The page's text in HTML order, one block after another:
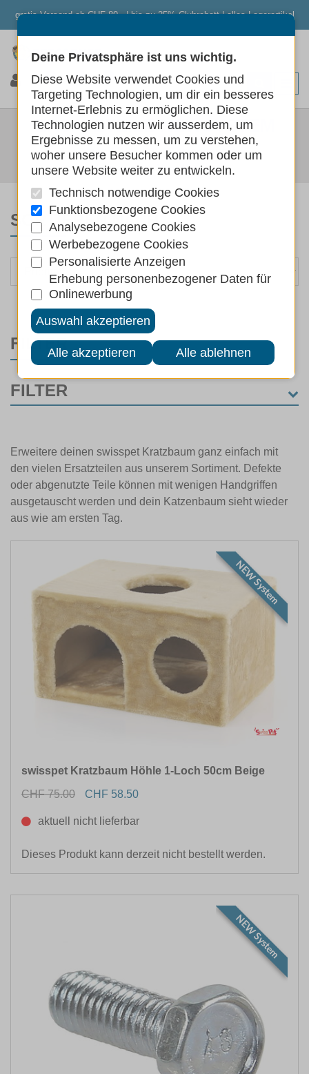
gratis Versand ab CHF 80.- | bis zu 25% Clubrabatt | alles Lagerartikel
0 0 0
ERSATZTEILE NEWSYSTEM
Katzen Wohnen
Katzenbäume
Ersatzteile New System
SORTIEREN NACH
FILTER
FILTER
ART
FARBE
Erweitere deinen swisspet Kratzbaum ganz einfach mit
den vielen Ersatzteilen aus unserem Sortiment. Defekte
oder abgenutzte Teile können mit wenigen Handgriffen
ausgetauscht werden und dein Katzenbaum sieht wieder
aus wie am ersten Tag.
NEW System
swisspet Kratzbaum Höhle 1-Loch 50cm Beige
CHF 75.00
CHF 58.50
aktuell nicht lieferbar
Dieses Produkt kann derzeit nicht bestellt werden.
NEW System
Deine Privatsphäre ist uns wichtig.
Diese Website verwendet Cookies und
Targeting Technologien, um dir ein besseres
Internet-Erlebnis zu ermöglichen. Diese
Technologien nutzen wir ausserdem, um
Ergebnisse zu messen, um zu verstehen,
woher unsere Besucher kommen oder um
unsere Website weiter zu entwickeln.
Technisch notwendige Cookies
Funktionsbezogene Cookies
Analysebezogene Cookies
Werbebezogene Cookies
Personalisierte Anzeigen
Erhebung personenbezogener Daten für
Onlinewerbung